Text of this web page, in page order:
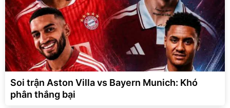
Soi trận Aston Villa vs Bayern Munich: Khó
phân thắng bại